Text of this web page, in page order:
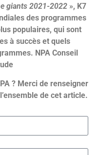
giants 2021-2022 », K7
des programmes
populaires, qui sont
à succès et quels
NPA Conseil
? Merci de renseigner
de cet article.